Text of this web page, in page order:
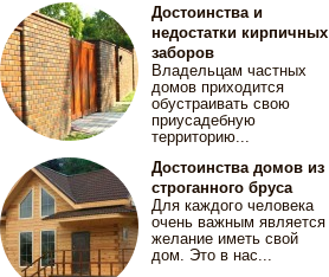
Достоинства и
недостатки кирпичных
заборов
Владельцам частных
домов приходится
обустраивать свою
приусадебную
территорию...
Достоинства домов из
строганного бруса
Для каждого человека
очень важным является
желание иметь свой
дом. Это в нас...